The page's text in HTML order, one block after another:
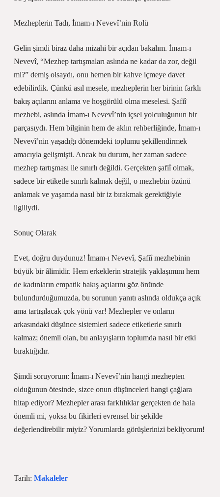
Mezheplerin Tadı, İmam-ı Nevevî’nin Rolü
Gelin şimdi biraz daha mizahi bir açıdan bakalım. İmam-ı
Nevevî, “Mezhep tartışmaları aslında ne kadar da zor, değil
mi?” demiş olsaydı, onu hemen bir kahve içmeye davet
edebilirdik. Çünkü asıl mesele, mezheplerin her birinin farklı
bakış açılarını anlama ve hoşgörülü olma meselesi. Şafiî
mezhebi, aslında İmam-ı Nevevî’nin içsel yolculuğunun bir
parçasıydı. Hem bilginin hem de aklın rehberliğinde, İmam-ı
Nevevî’nin yaşadığı dönemdeki toplumu şekillendirmek
amacıyla gelişmişti. Ancak bu durum, her zaman sadece
mezhep tartışması ile sınırlı değildi. Gerçekten şafiî olmak,
sadece bir etiketle sınırlı kalmak değil, o mezhebin özünü
anlamak ve yaşamda nasıl bir iz bırakmak gerektiğiyle
ilgiliydi.
Sonuç Olarak
Evet, doğru duydunuz! İmam-ı Nevevî, Şafiî mezhebinin
büyük bir âlimidir. Hem erkeklerin stratejik yaklaşımını hem
de kadınların empatik bakış açılarını göz önünde
bulundurduğumuzda, bu sorunun yanıtı aslında oldukça açık
ama tartışılacak çok yönü var! Mezhepler ve onların
arkasındaki düşünce sistemleri sadece etiketlerle sınırlı
kalmaz; önemli olan, bu anlayışların toplumda nasıl bir etki
bıraktığıdır.
Şimdi soruyorum: İmam-ı Nevevî’nin hangi mezhepten
olduğunun ötesinde, sizce onun düşünceleri hangi çağlara
hitap ediyor? Mezhepler arası farklılıklar gerçekten de hala
önemli mi, yoksa bu fikirleri evrensel bir şekilde
değerlendirebilir miyiz? Yorumlarda görüşlerinizi bekliyorum!
Tarih: Makaleler